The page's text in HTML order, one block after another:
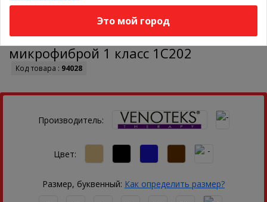
Чулки VENOTEKS COMFORT женские с
микрофиброй 1 класс 1C202
Код товара : 94028
Производитель:
Цвет:
Размер, буквенный: Как определить размер?
Это мой город